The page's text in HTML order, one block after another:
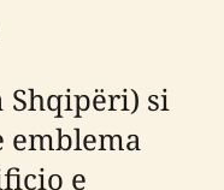
Shqipëri) si
emblema
e